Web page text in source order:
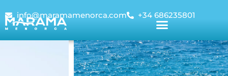
info@maramamenorca.com +34 686235801